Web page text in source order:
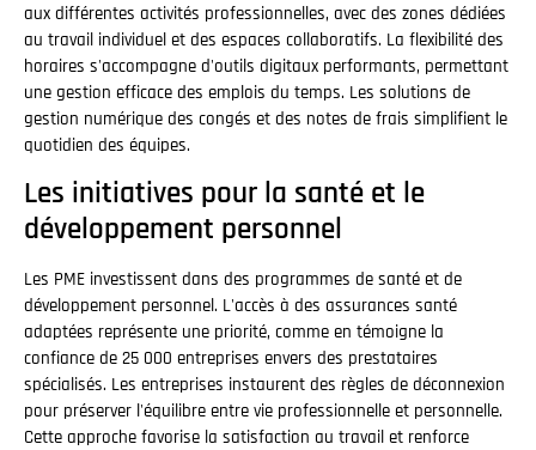
aux différentes activités professionnelles, avec des zones dédiées
au travail individuel et des espaces collaboratifs. La flexibilité des
horaires s'accompagne d'outils digitaux performants, permettant
une gestion efficace des emplois du temps. Les solutions de
gestion numérique des congés et des notes de frais simplifient le
quotidien des équipes.
Les initiatives pour la santé et le
développement personnel
Les PME investissent dans des programmes de santé et de
développement personnel. L'accès à des assurances santé
adaptées représente une priorité, comme en témoigne la
confiance de 25 000 entreprises envers des prestataires
spécialisés. Les entreprises instaurent des règles de déconnexion
pour préserver l'équilibre entre vie professionnelle et personnelle.
Cette approche favorise la satisfaction au travail et renforce